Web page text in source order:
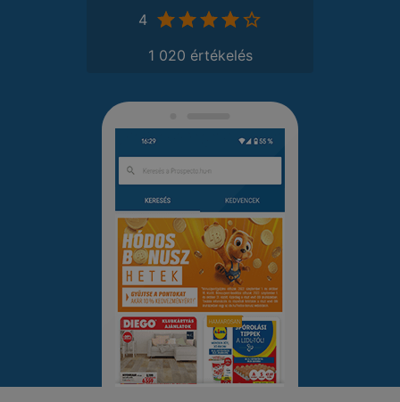
4
1 020 értékelés